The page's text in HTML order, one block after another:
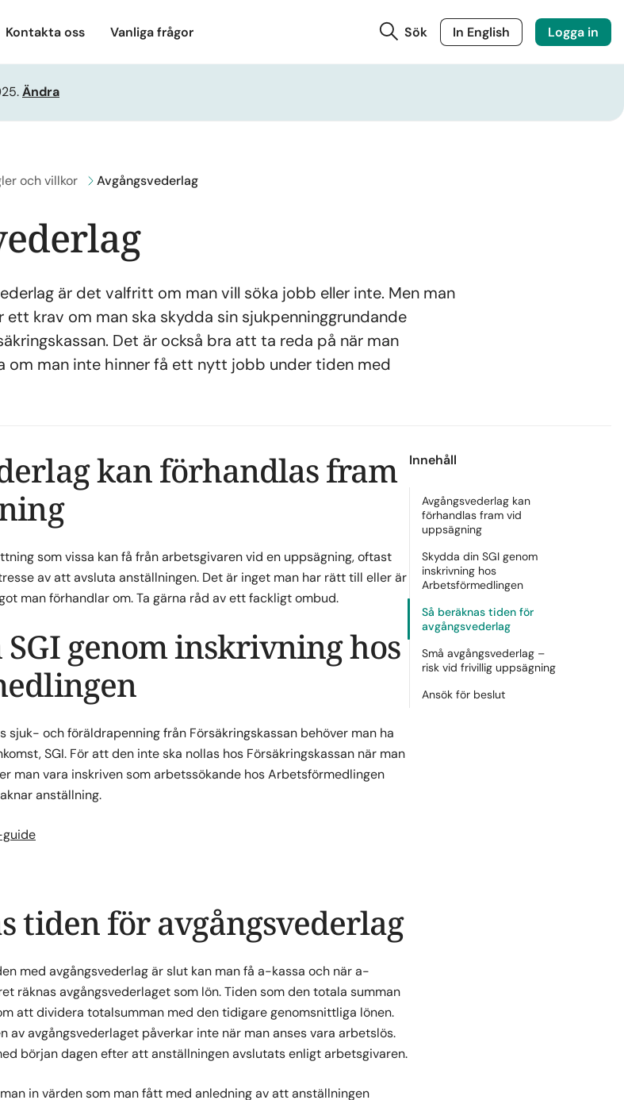
Kontakta oss Vanliga frågor Sök In English Logga in
Ändra
och villkor Avgångsvederlag
är det valfritt om man vill söka jobb eller inte. Men man
krav om man ska skydda sin sjukpenninggrundande
Det är också bra att ta reda på när man
om man inte hinner få ett nytt jobb under tiden med
kan förhandlas fram
som vissa kan få från arbetsgivaren vid en uppsägning, oftast
av att avsluta anställningen. Det är inget man har rätt till eller är
man förhandlar om. Ta gärna råd av ett fackligt ombud.
genom inskrivning hos
sjuk- och föräldrapenning från Försäkringskassan behöver man ha
SGI. För att den inte ska nollas hos Försäkringskassan när man
man vara inskriven som arbetssökande hos Arbetsförmedlingen
anställning.
guide
tiden för avgångsvederlag
med avgångsvederlag är slut kan man få a-kassa och när a-
räknas avgångsvederlaget som lön. Tiden som den totala summan
att dividera totalsumman med den tidigare genomsnittliga lönen.
av avgångsvederlaget påverkar inte när man anses vara arbetslös.
början dagen efter att anställningen avslutats enligt arbetsgivaren.
in värden som man fått med anledning av att anställningen
Innehåll
Avgångsvederlag kan
förhandlas fram vid
uppsägning
Skydda din SGI genom
inskrivning hos
Arbetsförmedlingen
Så beräknas tiden för
avgångsvederlag
Små avgångsvederlag –
risk vid frivillig uppsägning
Ansök för beslut